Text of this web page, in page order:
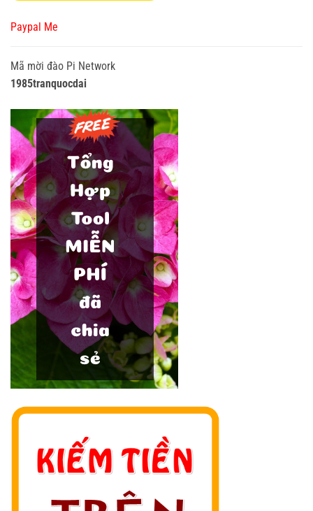
Paypal Me
Mã mời đào Pi Network
1985tranquocdai